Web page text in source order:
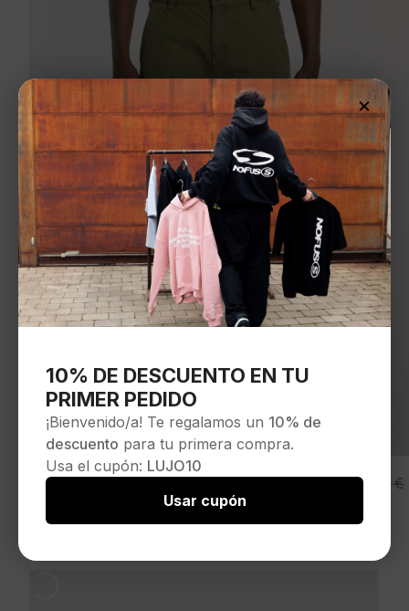
DIKIES
Bermudas»VERNAL 13 INCH LOOSE
75,00€
El
original
65,00€
El
actual
×
10% DE DESCUENTO EN TU
PRIMER PEDIDO
¡Bienvenido/a! Te regalamos un 10% de
descuento para tu primera compra.
Usa el cupón: LUJO10
Usar cupón